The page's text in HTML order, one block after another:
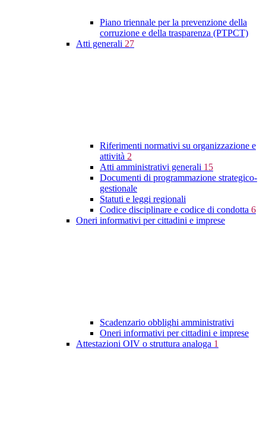
Piano triennale per la prevenzione della
corruzione e della trasparenza (PTPCT)
Atti generali 27
Riferimenti normativi su organizzazione e
attività 2
Atti amministrativi generali 15
Documenti di programmazione strategico-
gestionale
Statuti e leggi regionali
Codice disciplinare e codice di condotta 6
Oneri informativi per cittadini e imprese
Scadenzario obblighi amministrativi
Oneri informativi per cittadini e imprese
Attestazioni OIV o struttura analoga 1